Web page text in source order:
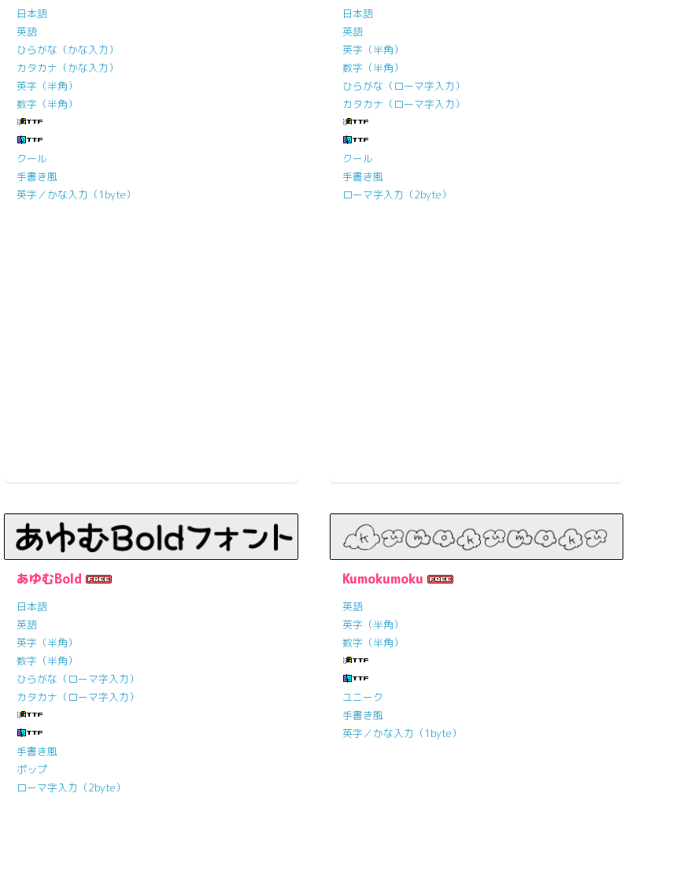
日本語
英語
ひらがな（かな入力）
カタカナ（かな入力）
英字（半角）
数字（半角）
クール
手書き風
英字／かな入力（1byte）
日本語
英語
英字（半角）
数字（半角）
ひらがな（ローマ字入力）
カタカナ（ローマ字入力）
クール
手書き風
ローマ字入力（2byte）
あゆむBold
日本語
英語
英字（半角）
数字（半角）
ひらがな（ローマ字入力）
カタカナ（ローマ字入力）
手書き風
ポップ
ローマ字入力（2byte）
Kumokumoku
英語
英字（半角）
数字（半角）
ユニーク
手書き風
英字／かな入力（1byte）